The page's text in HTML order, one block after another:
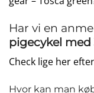
Har vi en
pigecykel med
Check lige her
Hvor kan man